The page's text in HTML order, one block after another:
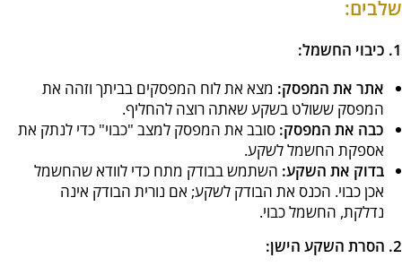
שלבים:
1. כיבוי החשמל:
אתר את המפסק: מצא את לוח המפסקים בביתך וזהה את
המפסק ששולט בשקע שאתה רוצה להחליף.
כבה את המפסק: סובב את המפסק למצב "כבוי" כדי לנתק את
אספקת החשמל לשקע.
בדוק את השקע: השתמש בבודק מתח כדי לוודא שהחשמל
אכן כבוי. הכנס את הבודק לשקע; אם נורית הבודק אינה
נדלקת, החשמל כבוי.
2. הסרת השקע הישן: